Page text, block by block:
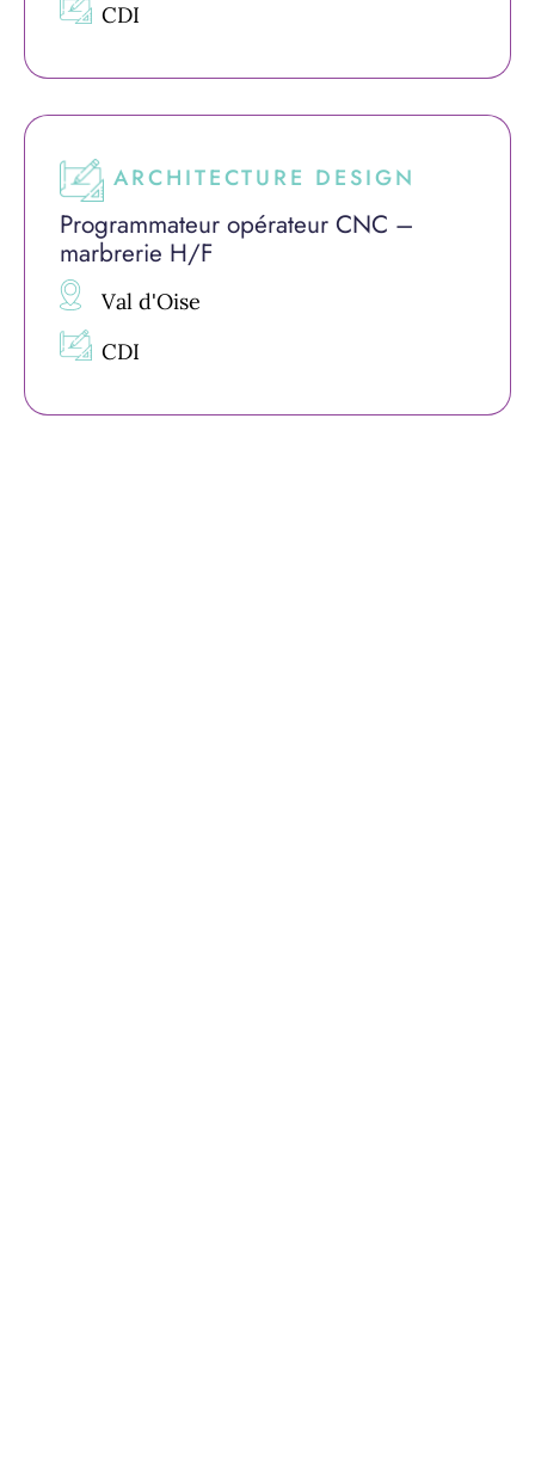
CDI
ARCHITECTURE DESIGN
Programmateur opérateur CNC –
marbrerie H/F
Val d'Oise
CDI